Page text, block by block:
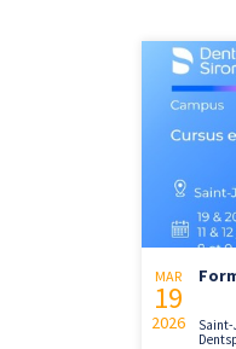
MAR
19
2026